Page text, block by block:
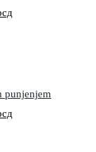
punjenjem